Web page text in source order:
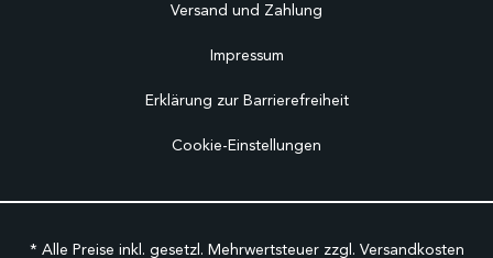
Versand und Zahlung
Impressum
Erklärung zur Barrierefreiheit
Cookie-Einstellungen
* Alle Preise inkl. gesetzl. Mehrwertsteuer zzgl. Versandkosten